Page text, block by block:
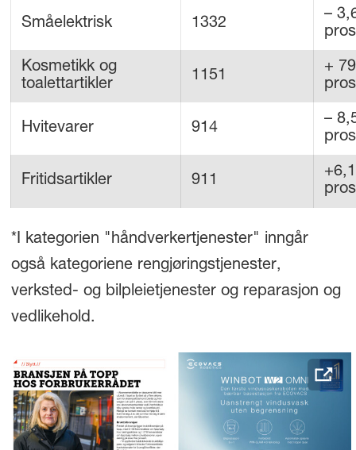
Småelektrisk 1332
–
Kosmetikk og
toalettartikler
1151
+
Hvitevarer 914
–
Fritidsartikler 911
+6,1
*I kategorien "håndverkertjenester" inngår
også kategoriene rengjøringstjenester,
verksted- og bilpleietjenester og reparasjon og
vedlikehold.